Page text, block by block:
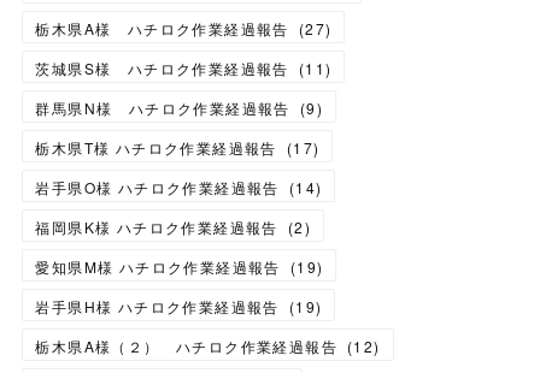
栃木県A様 ハチロク作業経過報告
(27)
茨城県S様 ハチロク作業経過報告
(11)
群馬県N様 ハチロク作業経過報告
(9)
栃木県T様 ハチロク作業経過報告
(17)
岩手県O様 ハチロク作業経過報告
(14)
福岡県K様 ハチロク作業経過報告
(2)
愛知県M様 ハチロク作業経過報告
(19)
岩手県H様 ハチロク作業経過報告
(19)
栃木県A様（２） ハチロク作業経過報告 (12)